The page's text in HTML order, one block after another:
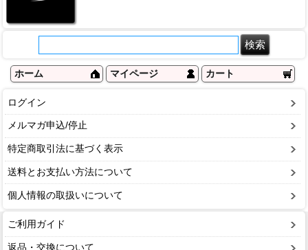
ホーム マイページ カート
ログイン
メルマガ申込/停止
特定商取引法に基づく表示
送料とお支払い方法について
個人情報の取扱いについて
ご利用ガイド
返品・交換について